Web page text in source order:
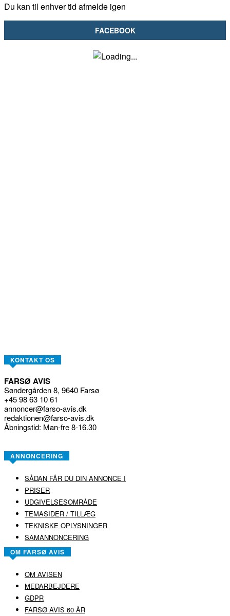
Du kan til enhver tid afmelde igen
FACEBOOK
KONTAKT OS
FARSØ AVIS
Søndergården 8, 9640 Farsø
+45 98 63 10 61
annoncer@farso-avis.dk
redaktionen@farso-avis.dk
Åbningstid: Man-fre 8-16.30
ANNONCERING
SÅDAN FÅR DU DIN ANNONCE I
PRISER
UDGIVELSESOMRÅDE
TEMASIDER / TILLÆG
TEKNISKE OPLYSNINGER
SAMANNONCERING
OM FARSØ AVIS
OM AVISEN
MEDARBEJDERE
GDPR
FARSØ AVIS 60 ÅR